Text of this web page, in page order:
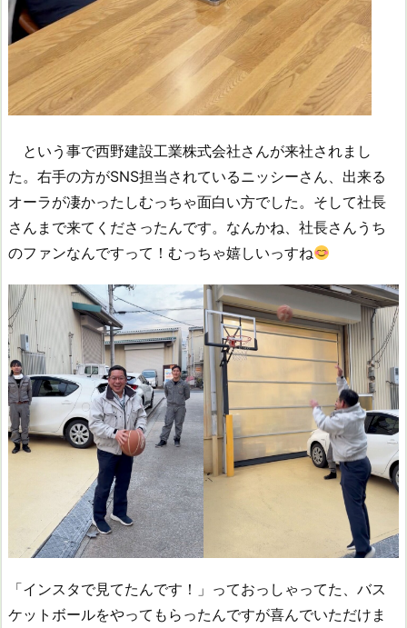
という事で西野建設工業株式会社さんが来社されまし
た。右手の方がSNS担当されているニッシーさん、出来る
オーラが凄かったしむっちゃ面白い方でした。そして社長
さんまで来てくださったんです。なんかね、社長さんうち
のファンなんですって！むっちゃ嬉しいっすね
「インスタで見てたんです！」っておっしゃってた、バス
ケットボールをやってもらったんですが喜んでいただけま